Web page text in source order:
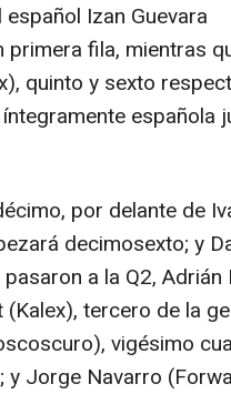
Izan Guevara
fila, mientras
quinto y sexto
española
por delante de
decimosexto; y
a la Q2, Adrián
tercero de la
vigésimo
Jorge Navarro